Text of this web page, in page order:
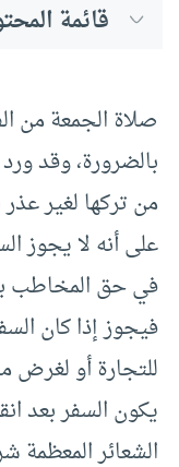
قائمة
صلاة الجمعة من
بالضرورة، وقد
من تركها لغير
على أنه لا يجوز
في حق المخاطب
فيجوز إذا كان
للتجارة أو لغرض
يكون السفر بعد
الشعائر المعظمة